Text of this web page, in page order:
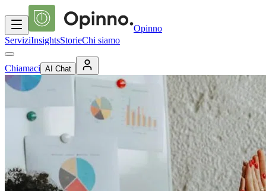
Opinno
ServiziInsightsStorieChi siamo
Chiamaci AI Chat